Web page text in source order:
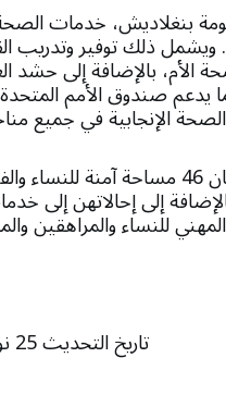
بنغلاديش، خدمات الصحة
ويشمل ذلك توفير
بالإضافة إلى حشد
يدعم صندوق الأمم
بالإضافة إلى ذلك، يدعم صندوق الأمم المتحدة
إلى إحالاتهن
للنساء والمراهقين
تاريخ التحديث 25 نوفمبر/تشرين الثاني 2025